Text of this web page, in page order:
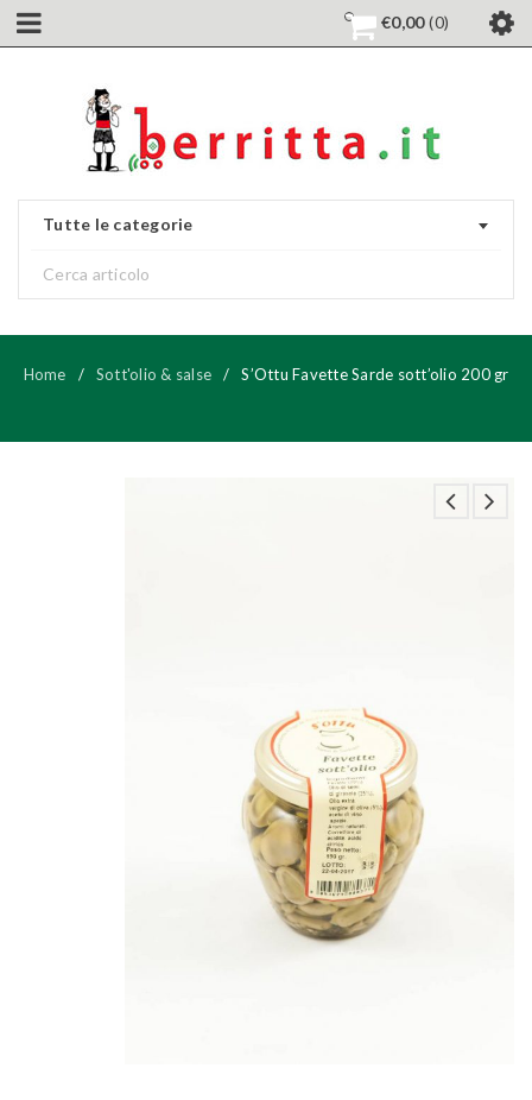
€0,00 0
Tutte le categorie
Home / Sott'olio & salse / S’Ottu Favette Sarde sott’olio 200 gr